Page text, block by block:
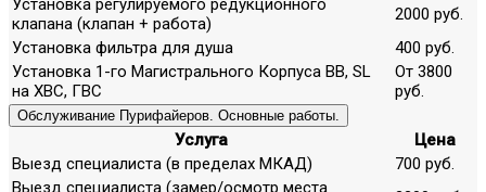
Установка регулируемого редукционного
клапана (клапан + работа)
2000 руб.
Установка фильтра для душа
400 руб.
Установка 1-го Магистрального Корпуса ВВ, SL
на ХВС, ГВС
От 3800
руб.
Обслуживание Пурифайеров. Основные работы.
Услуга
Цена
Выезд специалиста (в пределах МКАД)
700 руб.
Выезд специалиста (замер/осмотр места